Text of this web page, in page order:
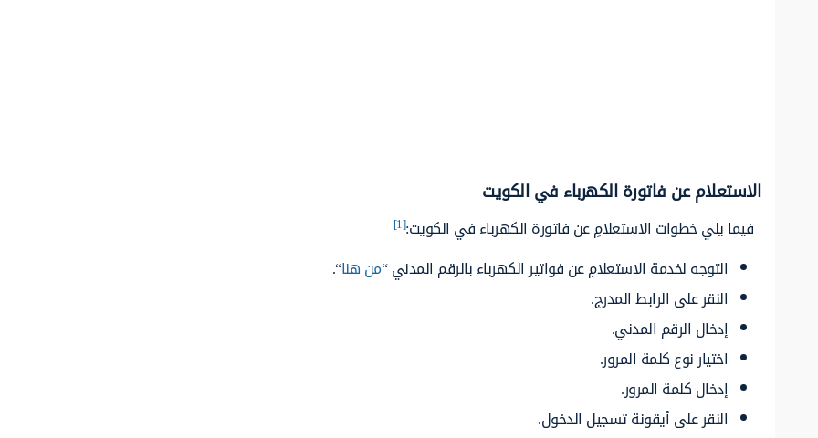
الاستعلام عن فاتورة الكهرباء في الكويت
فيما يلي خطوات الاستعلامِ عن فاتورة الكهرباء في الكويت:[1]
التوجه لخدمة الاستعلامِ عن فواتير الكهرباء بالرقم المدني “من هنا“.
النقر على الرابط المدرج.
إدخال الرقم المدني.
اختيار نوع كلمة المرور.
إدخال كلمة المرور.
النقر على أيقونة تسجيل الدخول.